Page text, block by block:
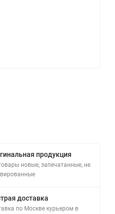
продукция
новые, запечатанные, не
доставка
по Москве курьером в